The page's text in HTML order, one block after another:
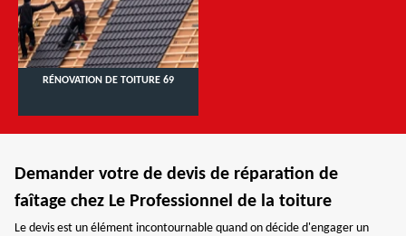
RÉNOVATION DE TOITURE 69
Demander votre de devis de réparation de
faîtage chez Le Professionnel de la toiture
Le devis est un élément incontournable quand on décide d'engager un